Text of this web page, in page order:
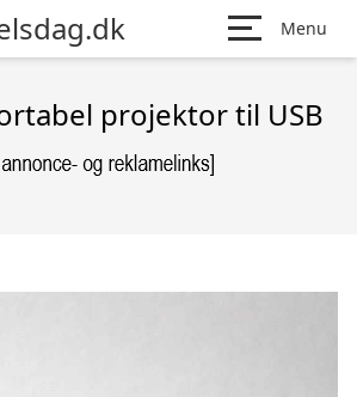
Menu
projektor til USB